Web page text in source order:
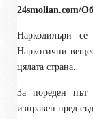
24smolian.com/
Наркодилъри се
Наркотични
цялата страна.
За пореден път
изправен пред